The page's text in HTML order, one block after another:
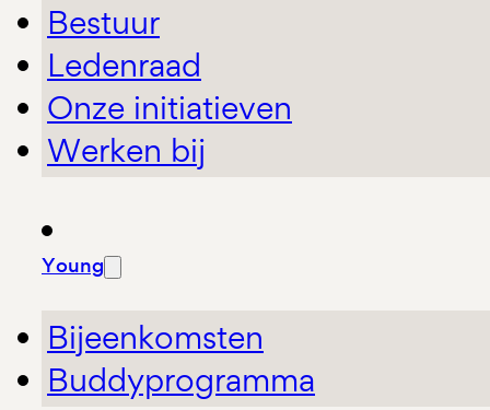
Bestuur
Ledenraad
Onze initiatieven
Werken bij
Young
Bijeenkomsten
Buddyprogramma